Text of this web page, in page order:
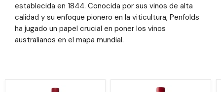
establecida en 1844. Conocida por sus vinos de alta
calidad y su enfoque pionero en la viticultura, Penfolds
ha jugado un papel crucial en poner los vinos
australianos en el mapa mundial.